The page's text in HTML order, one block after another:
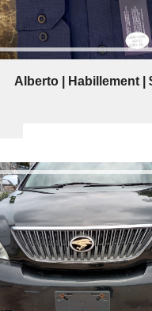
Alberto | Habillement |